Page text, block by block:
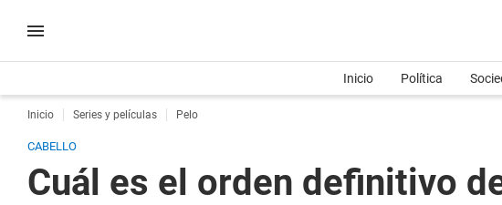
Inicio Política
Inicio Series y películas Pelo
CABELLO
Cuál es el orden definitivo